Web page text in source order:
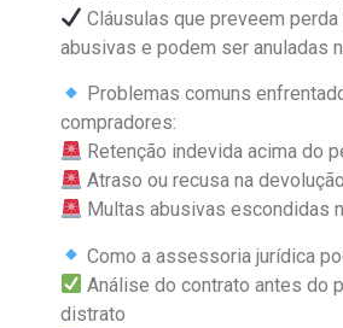
Cláusulas que preveem
abusivas e podem ser anuladas
Problemas comuns
compradores:
Retenção indevida acima do
Atraso ou recusa na
Multas abusivas escondidas
Como a assessoria jurídica
Análise do contrato antes do
distrato